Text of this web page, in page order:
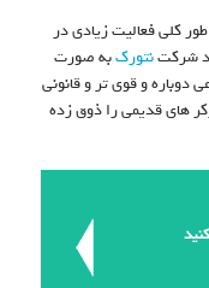
کلی فعالیت زیادی در
شرکتنتورکبه صورت
و قوی تر و قانونی
های قدیمی را ذوق زده